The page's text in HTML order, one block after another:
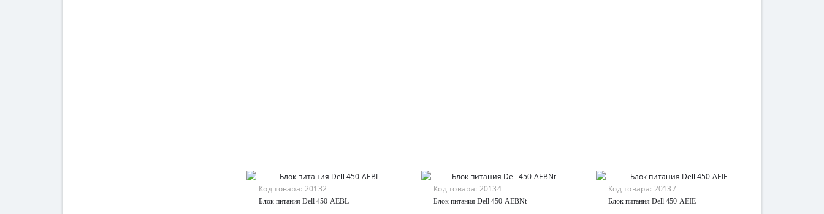
Код товара: 20132
Блок питания Dell 450-AEBL
Код товара: 20134
Блок питания Dell 450-AEBNt
Код товара: 20137
Блок питания Dell 450-AEIE